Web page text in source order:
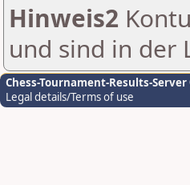
Hinweis2
und sind in der
Chess-Tournament-Results-Server
Legal details/Terms of use